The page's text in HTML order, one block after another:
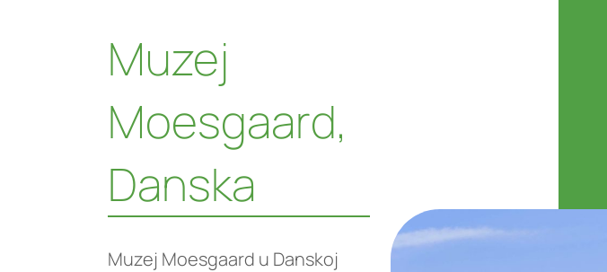
Muzej
Moesgaard,
Danska
Muzej Moesgaard u Danskoj